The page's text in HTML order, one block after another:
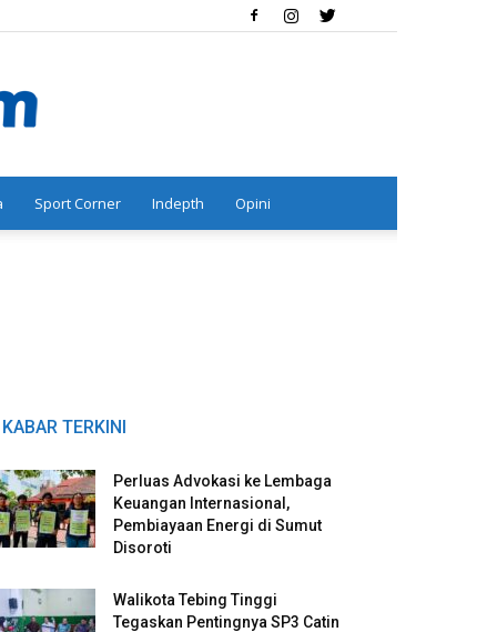
Sport Corner Indepth Opini
KABAR TERKINI
Perluas Advokasi ke Lembaga
Keuangan Internasional,
Pembiayaan Energi di Sumut
Disoroti
Walikota Tebing Tinggi
Tegaskan Pentingnya SP3 Catin